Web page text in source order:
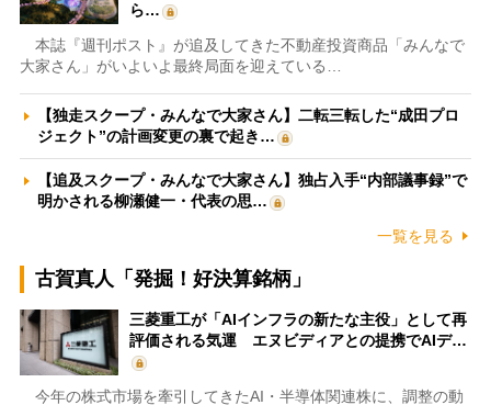
ら…
本誌『週刊ポスト』が追及してきた不動産投資商品「みんなで
大家さん」がいよいよ最終局面を迎えている…
【独走スクープ・みんなで大家さん】二転三転した“成田プロ
ジェクト”の計画変更の裏で起き…
【追及スクープ・みんなで大家さん】独占入手“内部議事録”で
明かされる柳瀬健一・代表の思…
一覧を見る
古賀真人「発掘！好決算銘柄」
三菱重工が「AIインフラの新たな主役」として再
評価される気運 エヌビディアとの提携でAIデ…
今年の株式市場を牽引してきたAI・半導体関連株に、調整の動